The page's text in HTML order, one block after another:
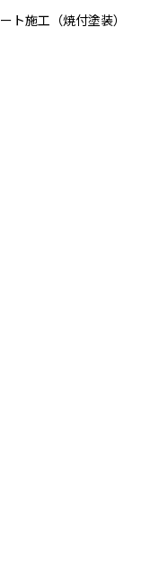
ト施工（焼付塗装）